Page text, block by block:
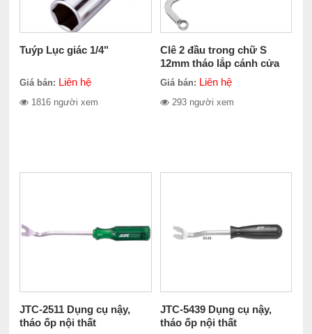
Tuýp Lục giác 1/4"
Giá bán: Liên hệ
1816 người xem
Clê 2 đầu trong chữ S
12mm tháo lắp cánh cửa
xe ô tô JTC-4093
Giá bán: Liên hệ
293 người xem
JTC-2511 Dụng cụ nậy,
tháo ốp nội thất
JTC-5439 Dụng cụ nậy,
tháo ốp nội thất